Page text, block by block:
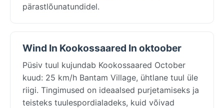
pärastlõunatundidel.
Wind In Kookossaared In oktoober
Püsiv tuul kujundab Kookossaared October
kuud: 25 km/h Bantam Village, ühtlane tuul üle
riigi. Tingimused on ideaalsed purjetamiseks ja
teisteks tuulespordialadeks, kuid võivad